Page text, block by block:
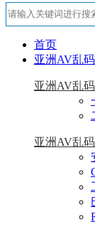
首页
亚洲AV乱
亚洲AV乱
亚洲AV乱